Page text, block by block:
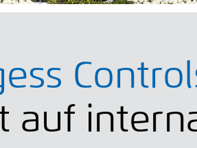
auf